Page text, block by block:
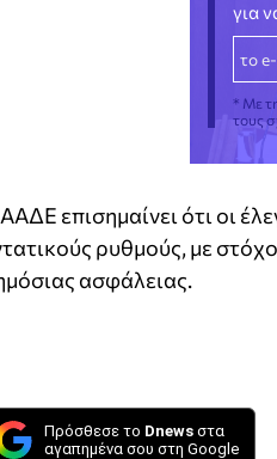
για
* Με
τους
επισημαίνει ότι οι
ρυθμούς, με
ασφάλειας.
Πρόσθεσε το Dnews στα
αγαπημένα σου στη Google